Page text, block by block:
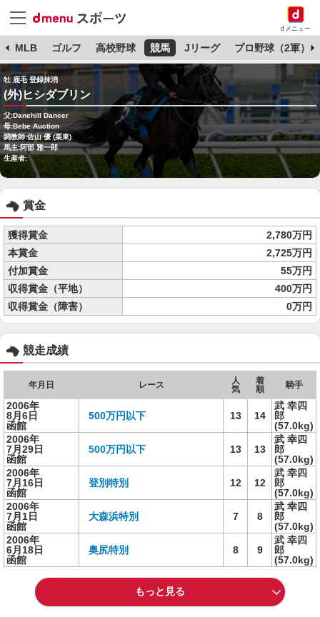
dメニュー
MLB ゴルフ 高校野球 競馬 Jリーグ プロ野球（2軍）
牡 鹿毛 登録抹消
(外)ヒシダブリン
父:Danehill Dancer
母:Bebe Auction
調教師:佐山 優 (栗東)
馬主:阿部 雅一郎
生産者:
賞金
獲得賞金
2,780万円
本賞金
2,725万円
付加賞金
55万円
収得賞金（平地）
400万円
収得賞金（障害）
0万円
競走成績
年月日 レース
人
気
着
順
騎手
2006年
8月6日
函館
500万円以下 13 14
武 幸四
郎
(57.0kg)
2006年
7月29日
函館
500万円以下 13 13
武 幸四
郎
(57.0kg)
2006年
7月16日
函館
登別特別 12 12
武 幸四
郎
(57.0kg)
2006年
7月1日
函館
大森浜特別 7 8
武 幸四
郎
(57.0kg)
2006年
6月18日
函館
奥尻特別 8 9
武 幸四
郎
(57.0kg)
もっと見る